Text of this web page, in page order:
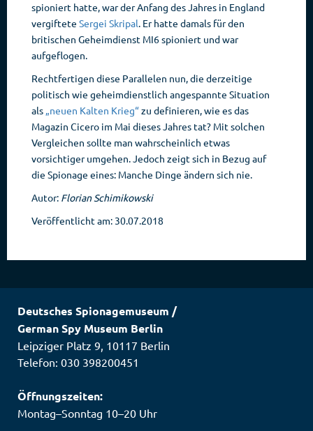
spioniert hatte, war der Anfang des Jahres in England
vergiftete Sergei Skripal. Er hatte damals für den
britischen Geheimdienst MI6 spioniert und war
aufgeflogen.
Rechtfertigen diese Parallelen nun, die derzeitige
politisch wie geheimdienstlich angespannte Situation
als „neuen Kalten Krieg“zu definieren, wie es das
Magazin Cicero im Mai dieses Jahres tat? Mit solchen
Vergleichen sollte man wahrscheinlich etwas
vorsichtiger umgehen. Jedoch zeigt sich in Bezug auf
die Spionage eines: Manche Dinge ändern sich nie.
Autor: Florian Schimikowski
Veröffentlicht am: 30.07.2018
Deutsches Spionagemuseum /
German Spy Museum Berlin
Leipziger Platz 9, 10117 Berlin
Telefon: 030 398200451
Öffnungszeiten:
Montag–Sonntag 10–20 Uhr